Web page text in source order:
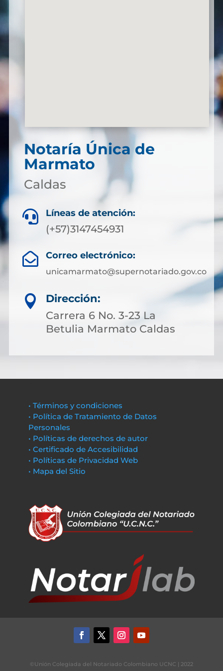
Notaría Única de
Marmato
Caldas
 Líneas de atención:
(+57)3147454931
 Correo electrónico:
unicamarmato@supernotariado.gov.co

Dirección:
Carrera 6 No. 3-23 La
Betulia Marmato Caldas
• Términos y condiciones
• Política de Tratamiento de Datos
Personales
• Políticas de derechos de autor
• Certificado de Accesibilidad
• Políticas de Privacidad Web
• Mapa del Sitio
©Unión Colegiada del Notariado Colombiano UCNC | 2022